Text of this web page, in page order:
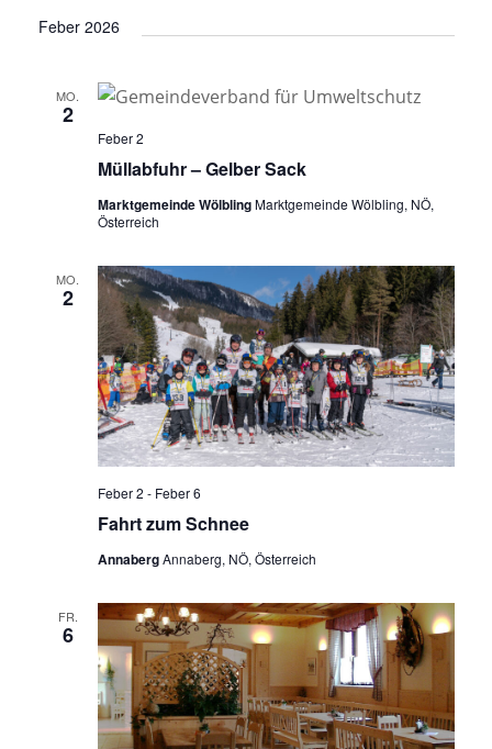
Feber 2026
MO.
2
Müllabfuhr – Gelber Sack
Feber 2
Marktgemeinde WölblingMarktgemeinde Wölbling, NÖ,
Österreich
MO.
2
Fahrt zum Schnee
Feber 2 - Feber 6
AnnabergAnnaberg, NÖ, Österreich
FR.
6